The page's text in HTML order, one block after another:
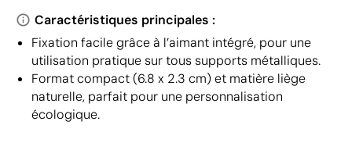
Caractéristiques principales :
Fixation facile grâce à l’aimant intégré, pour une
utilisation pratique sur tous supports métalliques.
Format compact (6.8 x 2.3 cm) et matière liège
naturelle, parfait pour une personnalisation
écologique.